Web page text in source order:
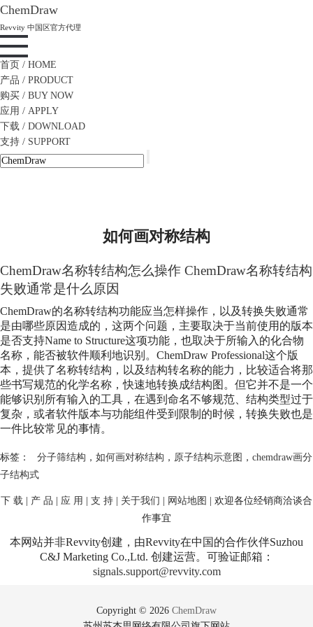
ChemDraw
Revvity 中国区官方代理
首页 / HOME
产品 / PRODUCT
购买 / BUY NOW
应用 / APPLY
下载 / DOWNLOAD
支持 / SUPPORT
如何画对称结构
ChemDraw名称转结构怎么操作 ChemDraw名称转结构
失败通常是什么原因
ChemDraw的名称转结构功能应当怎样操作，以及转换失败通常
是由哪些原因造成的，这两个问题，主要取决于当前使用的版本
是否支持Name to Structure这项功能，也取决于所输入的化合物
名称，能否被软件顺利地识别。ChemDraw Professional这个版
本，提供了名称转结构，以及结构转名称的能力，比较适合将那
些书写规范的化学名称，快速地转换成结构图。但它并不是一个
能够识别所有输入的工具，在遇到命名不够规范、结构类型过于
复杂，或者软件版本与功能组件受到限制的时候，转换失败也是
一件比较常见的事情。
标签： 分子筛结构 ， 如何画对称结构 ， 原子结构示意图 ， chemdraw画分
子结构式
下 载 | 产 品 | 应 用 | 支 持 | 关于我们 | 网站地图 | 欢迎各位经销商洽谈合
作事宜
本网站并非Revvity创建，由Revvity在中国的合作伙伴Suzhou
C&J Marketing Co.,Ltd. 创建运营。可验证邮箱：
signals.support@revvity.com
Copyright © 2026 ChemDraw